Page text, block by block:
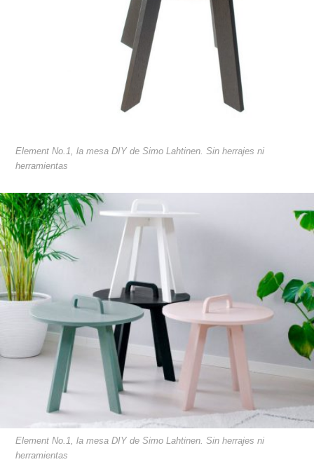
Element No.1, la mesa DIY de Simo Lahtinen. Sin herrajes ni
herramientas
Element No.1, la mesa DIY de Simo Lahtinen. Sin herrajes ni
herramientas